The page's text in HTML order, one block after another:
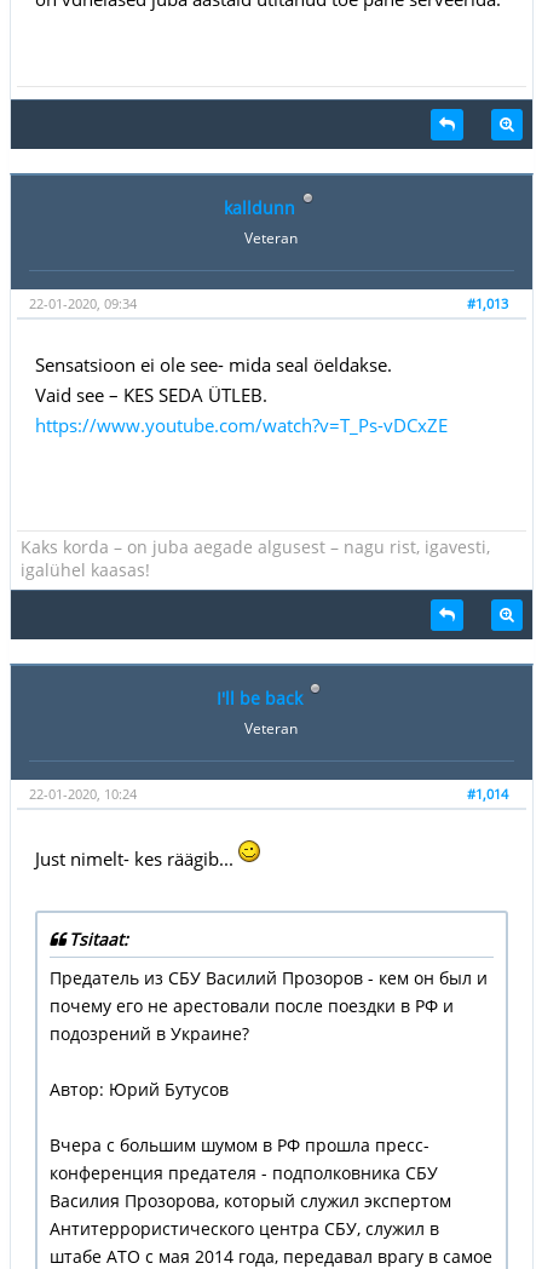
kalldunn
Veteran
#1,013
22-01-2020, 09:34
Sensatsioon ei ole see- mida seal öeldakse.
Vaid see – KES SEDA ÜTLEB.
https://www.youtube.com/watch?v=T_Ps-vDCxZE
Kaks korda – on juba aegade algusest – nagu rist, igavesti,
igalühel kaasas!
I'll be back
Veteran
#1,014
22-01-2020, 10:24
Just nimelt- kes räägib...
Tsitaat:
Предатель из СБУ Василий Прозоров - кем он был и
почему его не арестовали после поездки в РФ и
подозрений в Украине?
Автор: Юрий Бутусов
Вчера с большим шумом в РФ прошла пресс-
конференция предателя - подполковника СБУ
Василия Прозорова, который служил экспертом
Антитеррористического центра СБУ, служил в
штабе АТО с мая 2014 года, передавал врагу в самое